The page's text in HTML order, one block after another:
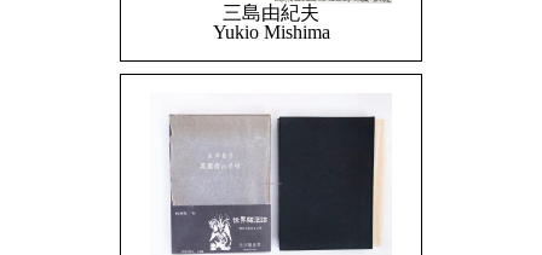
三島由紀夫
Yukio Mishima